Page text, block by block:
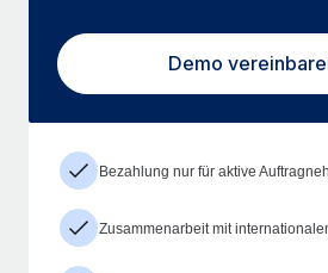
Demo
Bezahlung nur für aktive
Zusammenarbeit mit